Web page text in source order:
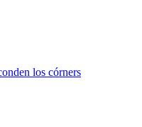
los córners